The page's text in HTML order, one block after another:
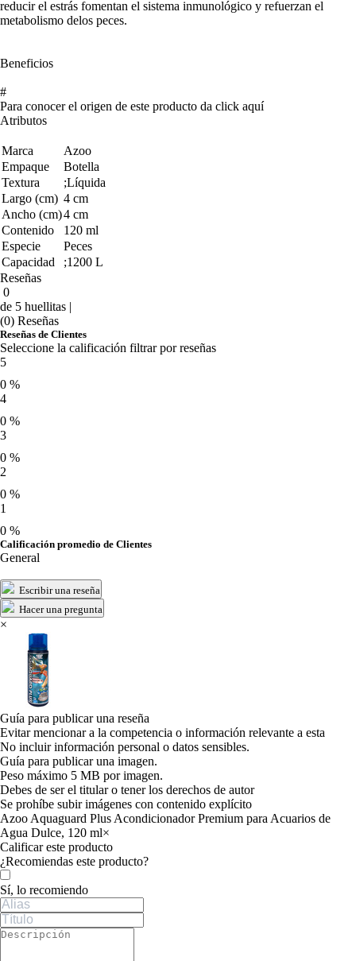
reducir el estrás fomentan el sistema inmunológico y refuerzan el
metabolismo delos peces.
Beneficios
#
Para conocer el origen de este producto da click aquí
Atributos
Marca
Azoo
Empaque
Botella
Textura
;Líquida
Largo (cm) 4 cm
Ancho (cm)4 cm
Contenido
120 ml
Especie
Peces
Capacidad
;1200 L
Reseñas
0
de 5 huellitas |
(0) Reseñas
Reseñas de Clientes
Seleccione la calificación filtrar por reseñas
5
0 %
4
0 %
3
0 %
2
0 %
1
0 %
Calificación promedio de Clientes
General
Escribir una reseña
Hacer una pregunta
×
Guía para publicar una reseña
Evitar mencionar a la competencia o información relevante a esta
No incluir información personal o datos sensibles.
Guía para publicar una imagen.
Peso máximo 5 MB por imagen.
Debes de ser el titular o tener los derechos de autor
Se prohíbe subir imágenes con contenido explícito
Azoo Aquaguard Plus Acondicionador Premium para Acuarios de
Agua Dulce, 120 ml×
Calificar este producto
Tu valoración
¿Recomiendas este producto?
Sí, lo recomiendo